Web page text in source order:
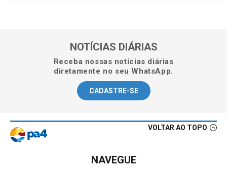
NOTÍCIAS DIÁRIAS
Receba nossas notícias diárias
diretamente no seu WhatsApp.
CADASTRE-SE
VOLTAR AO TOPO
NAVEGUE